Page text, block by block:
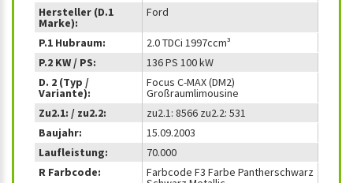
Hersteller (D.1
Marke):
Ford
P.1 Hubraum:
2.0 TDCi 1997ccm³
P.2 KW / PS:
136 PS 100 kW
D. 2 (Typ /
Variante):
Focus C-MAX (DM2)
Großraumlimousine
Zu2.1: / zu2.2:
zu2.1: 8566 zu2.2: 531
Baujahr:
15.09.2003
Laufleistung:
70.000
R Farbcode:
Farbcode F3 Farbe Pantherschwarz